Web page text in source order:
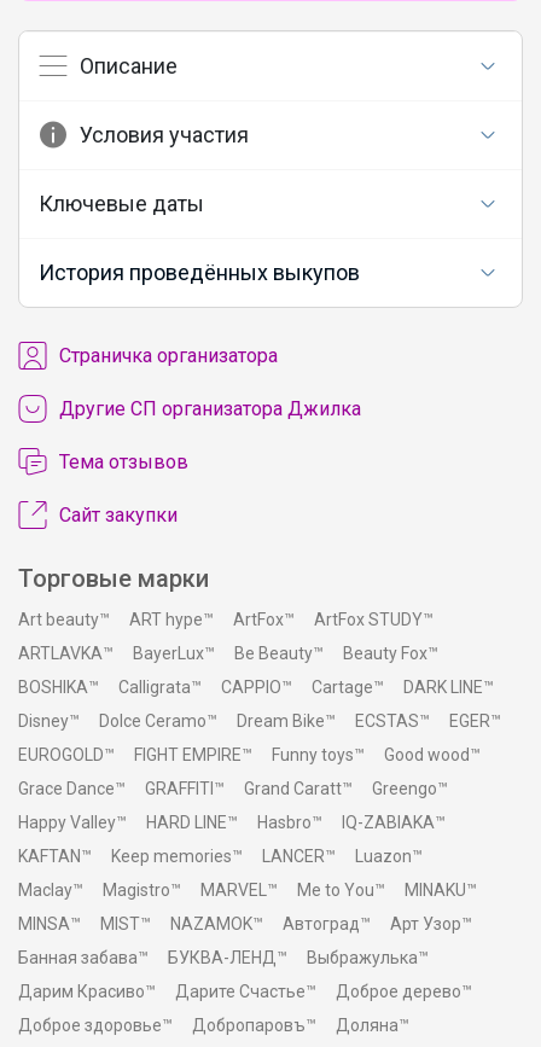
Описание
Условия участия
Ключевые даты
История проведённых выкупов
Cтраничка организатора
Другие СП организатора Джилка
Тема отзывов
Сайт закупки
Торговые марки
Art beauty™ ART hype™ ArtFox™
ArtFox STUDY™
ARTLAVKA™
BayerLux™ Be Beauty™
Beauty Fox™
BOSHIKA™
Calligrata™ CAPPIO™ Cartage™
DARK LINE™
Disney™
Dolce Ceramo™ Dream Bike™ ECSTAS™
EGER™
EUROGOLD™
FIGHT EMPIRE™ Funny toys™
Good wood™
Grace Dance™
GRAFFITI™ Grand Caratt™
Greengo™
Happy Valley™
HARD LINE™ Hasbro™
IQ-ZABIAKA™
KAFTAN™
Keep memories™ LANCER™
Luazon™
Maclay™
Magistro™ MARVEL™ Me to You™
MINAKU™
MINSA™
MIST™ NAZAMOK™ Автоград™
Арт Узор™
Банная забава™
БУКВА-ЛЕНД™
Выбражулька™
Дарим Красиво™
Дарите Счастье™
Доброе дерево™
Доброе здоровье™
Добропаровъ™
Доляна™